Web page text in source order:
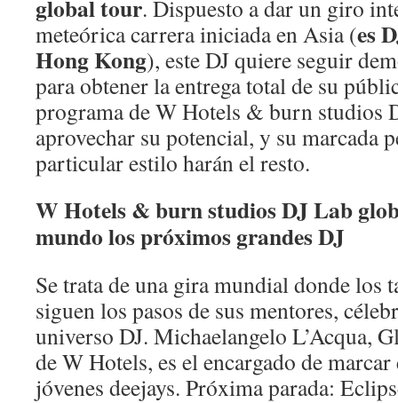
global tour. Dispuesto a dar un giro
meteórica carrera iniciada en Asia (es
Hong Kong), este DJ quiere seguir
para obtener la entrega total de su
programa de W Hotels & burn studios
aprovechar su potencial, y su marcada
particular estilo harán el resto.
W Hotels & burn studios DJ Lab
mundo los próximos grandes DJ
Se trata de una gira mundial donde los
siguen los pasos de sus mentores,
universo DJ. Michaelangelo L’Acqua,
de W Hotels, es el encargado de
jóvenes deejays. Próxima parada: